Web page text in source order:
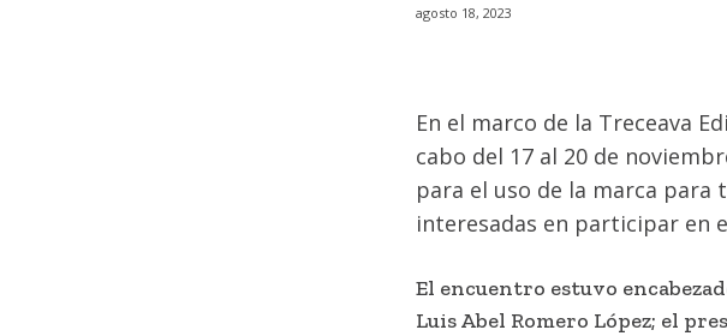
agosto 18, 2023
En el marco de la Treceava
cabo del 17 al 20 de
para el uso de la marca para
interesadas en participar en
El encuentro estuvo
Luis Abel Romero López; el